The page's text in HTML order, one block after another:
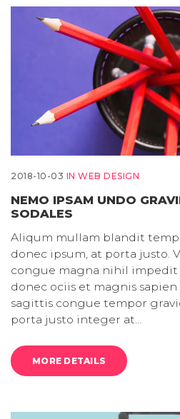
2018-10-03 IN WEB DESIGN
NEMO IPSAM UNDO
SODALES
Aliqum mullam blandit
donec ipsum, at porta justo.
congue magna nihil impedit
donec ociis et magnis
sagittis congue tempor
porta justo integer at…
MORE DETAILS